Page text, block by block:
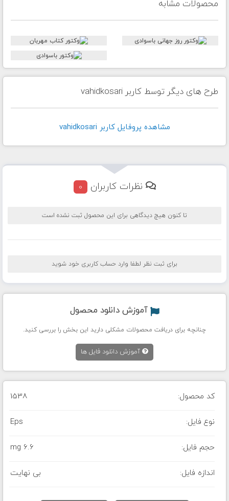
محصولات مشابه
طرح های دیگر توسط کاربر vahidkosari
مشاهده پروفايل کاربر vahidkosari
نظرات کاربران 0
تا کنون هیچ دیدگاهی برای این محصول ثبت نشده است
برای ثبت نظر لطفا وارد حساب کاربری خود شوید
آموزش دانلود محصول
چنانچه برای دریافت محصولات مشکلی دارید این بخش را بررسی کنید.
آموزش دانلود فایل ها
کد محصول: 1538
نوع فایل: Eps
حجم فایل: 6.6 mg
اندازه فایل: بی نهایت